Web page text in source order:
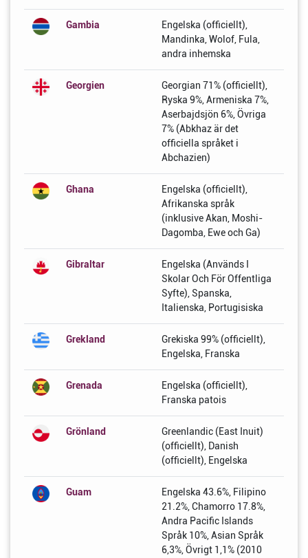
Gambia
Engelska (officiellt),
Mandinka, Wolof, Fula,
andra inhemska
Georgien
Georgian 71% (officiellt),
Ryska 9%, Armeniska 7%,
Aserbajdsjön 6%, Övriga
7% (Abkhaz är det
officiella språket i
Abchazien)
Ghana
Engelska (officiellt),
Afrikanska språk
(inklusive Akan, Moshi-
Dagomba, Ewe och Ga)
Gibraltar
Engelska (Används I
Skolar Och För Offentliga
Syfte), Spanska,
Italienska, Portugisiska
Grekland
Grekiska 99% (officiellt),
Engelska, Franska
Grenada
Engelska (officiellt),
Franska patois
Grönland
Greenlandic (East Inuit)
(officiellt), Danish
(officiellt), Engelska
Guam
Engelska 43.6%, Filipino
21.2%, Chamorro 17.8%,
Andra Pacific Islands
Språk 10%, Asian Språk
6,3%, Övrigt 1,1% (2010